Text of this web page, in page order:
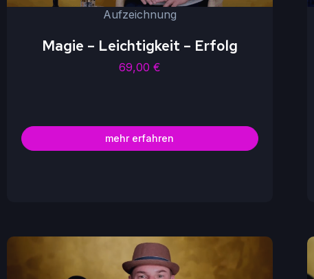
Aufzeichnung
Magie – Leichtigkeit – Erfolg
69,00 €
mehr erfahren